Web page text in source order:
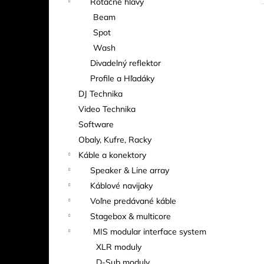
Beam
Spot
Wash
Divadelný reflektor
Profile a Hľadáky
DJ Technika
Video Technika
Software
Obaly, Kufre, Racky
Káble a konektory
Speaker & Line array
Káblové navijaky
Voľne predávané káble
Stagebox & multicore
MIS modular interface system
XLR moduly